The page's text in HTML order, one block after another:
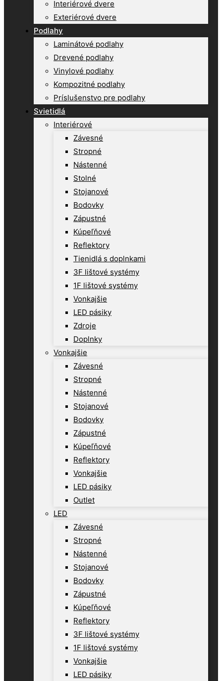
Interiérové dvere
Exteriérové dvere
Podlahy
Laminátové podlahy
Drevené podlahy
Vinylové podlahy
Kompozitné podlahy
Príslušenstvo pre podlahy
Svietidlá
Interiérové
Závesné
Stropné
Nástenné
Stolné
Stojanové
Bodovky
Zápustné
Kúpeľňové
Reflektory
Tienidlá s doplnkami
3F lištové systémy
1F lištové systémy
Vonkajšie
LED pásiky
Zdroje
Doplnky
Vonkajšie
Závesné
Stropné
Nástenné
Stojanové
Bodovky
Zápustné
Kúpeľňové
Reflektory
Vonkajšie
LED pásiky
Outlet
LED
Závesné
Stropné
Nástenné
Stojanové
Bodovky
Zápustné
Kúpeľňové
Reflektory
3F lištové systémy
1F lištové systémy
Vonkajšie
LED pásiky